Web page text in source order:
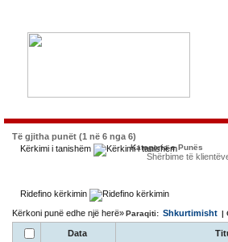
Të gjitha punët (1 në 6 nga 6)
Kërkimi i tanishëm
Kategoria e Punës
Shërbime të
Ridefino kërkimin
Kërkoni punë edhe një herë»Paraqiti: Shkurtimisht |
Data